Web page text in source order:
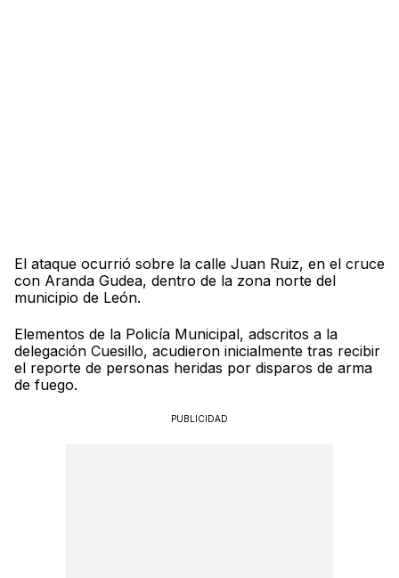
El ataque ocurrió sobre la calle Juan Ruiz, en el cruce
con Aranda Gudea, dentro de la zona norte del
municipio de León.
Elementos de la Policía Municipal, adscritos a la
delegación Cuesillo, acudieron inicialmente tras recibir
el reporte de personas heridas por disparos de arma
de fuego.
PUBLICIDAD